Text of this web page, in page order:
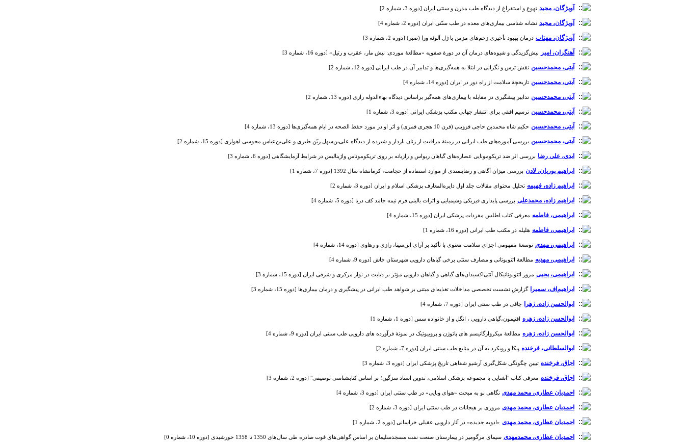
آویژگان، مجید تهوع و استفراغ از دیدگاه طب مدرن و سنتی ایران [دوره 3، شماره 2]
آویژگان، مجید نشانه شناسی بیماری‌های معده در طب سنّتی ایران [دوره 2، شماره 4]
آویژگان، مهتاب درمان بهبود تأخیری زخم‌های مزمن با ژل آلوئه ورا (صبر) [دوره 2، شماره 3]
آهنگران، امیر نیش‌‌گزید‌گی و شیوه‌‌های درمان آن در دورۀ صفویه «مطالعۀ موردی: نیش مار، عقرب و رتیل» [دوره 16، شماره 3]
آیتی، محمدحسین نقش ترس و نگرانی در ابتلا به همه‌گیری‌ها و تدابیر آن در طب ایرانی [دوره 12، شماره 2]
آیتی، محمدحسین تاریخچۀ سلامت از راه دور در ایران [دوره 14، شماره 4]
آیتی، محمدحسین تدابیر پیشگیری در مقابله با بیماری‌‌های همه‌‌گیر براساس دیدگاه بهاء‌الدوله رازی [دوره 13، شماره 2]
آیتی، محمدحسین ترسیم افقی برای انتشار جهانی مکتب پزشکی ایرانی [دوره 3، شماره 1]
آیتی، محمدحسین حکیم شاه ‌محمدبن‌ حاجی قزوینی (قرن 10 هجری قمری) و اثر او در مورد حفظ الصحه در ایام همه‌گیری‌ها [دوره 13، شماره 4]
آیتی، محمدحسین بررسی آموزه‌های طب ایرانی در زمینۀ مراقبت از زنان باردار و شیرده از دیدگاه علی‌بن‌سهل ربّن طبری و علی‌بن‌عباس مجوسی اهوازی [دوره 15، شماره 2]
ابدی، علی رضا بررسی اثر ضد تریکومونایی عصاره‌های گیاهان ریواس و رازیانه بر روی تریکوموناس واژینالیس در شرایط آزمایشگاهی [دوره 6، شماره 3]
ابراهیم پوریان، لادن بررسی میزان آگاهی و رضایتمندی از موارد استفاده از حجامت، کرمانشاه سال 1392 [دوره 7، شماره 1]
ابراهیم زاده، فهیمه تحلیل محتوای مقالات جلد اول دایر‌ه‌المعارف پزشکی اسلام و ایران [دوره 3، شماره 2]
ابراهیم زاده، محمدعلی بررسی پایداری فیزیکی وشیمیایی و اثرات بالینی فرم نیمه جامد کف دریا [دوره 5، شماره 4]
ابراهیمی، فاطمه معرفی کتاب اطلس مفردات پزشکی ایران [دوره 15، شماره 4]
ابراهیمی، فاطمه هلیله در مکتب طب ایرانی [دوره 16، شماره 1]
ابراهیمی، مهدی توسعۀ مفهومی اجزای سلامت معنوی با تأکید بر آرای ابن‌سینا، رازی و رهاوی [دوره 14، شماره 4]
ابراهیمی، مهدیه مطالعۀ اتنوبوتانی و مصارف سنتی برخی گیاهان دارویی شهرستان خاش [دوره 9، شماره 4]
ابراهیمی، یحیی مرور اتنوبوتانیکال آنتی‌اکسیدان‌های گیاهی و گیاهان دارویی مؤثر بر دیابت در نوار مرکزی و شرقی ایران [دوره 15، شماره 3]
ابراهیم‌اف، سمیرا گزارش نشست تخصصی مداخلات تغذیه‌ای مبتنی بر شواهد طب ایرانی در پیشگیری و درمان بیماری‌ها [دوره 15، شماره 3]
ابوالحسن زاده، زهرا چاقی در طب سنتی ایران [دوره 7، شماره 4]
ابوالحسن زاده، زهره افتیمون،گیاهی دارویی ، انگل و از خانواده سس [دوره 1، شماره 1]
ابوالحسن زاده، زهره مطالعۀ میکروارگانیسم‌‌ های پاتوژن و پروبیوتیک در نمونۀ فرآورده های دارویی طب سنتی ایران [دوره 9، شماره 4]
ابوالسلطانی، فرخنده پیکا و رویکرد به آن در منابع طب سنتی ایران [دوره 7، شماره 2]
اجاق، فرخنده تبیین چگونگی شکل‌گیری آرشیو شفاهی تاریخ پزشکی ایران [دوره 3، شماره 3]
اجاق، فرخنده معرفی کتاب "آشنایی با مجموعه پزشکی اسلامی، تدوین استاد سزگین؛ بر اساس کتابشناسی توصیفی" [دوره 2، شماره 3]
احمدیان عطاری، محمد مهدی نگاهی نو به مبحث «هوای وبایی» در طب سنتی ایران [دوره 3، شماره 4]
احمدیان عطاری، محمد مهدی مروری بر هیجانات در طب سنتی ایران [دوره 3، شماره 2]
احمدیان عطاری، محمد مهدی «ادویه جدیده» در آثار دارویی عقیلی خراسانی [دوره 2، شماره 1]
احمدیان عطاری، محمدمهدی سیمای مرگ‎ومیر در بیمارستان صنعت نفت مسجدسلیمان بر اساس گواهی‌های فوت صادره طی سال‌های 1350 تا 1358 خورشیدی [دوره 10، شماره 0]